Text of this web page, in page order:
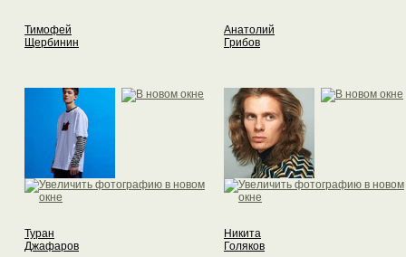
Тимофей
Щербинин
Анатолий
Грибов
Туран
Джафаров
Никита
Голяков